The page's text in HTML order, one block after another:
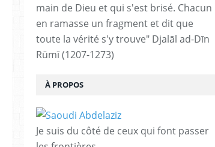
main de Dieu et qui s'est brisé. Chacun
en ramasse un fragment et dit que
toute la vérité s'y trouve" Djalāl ad-Dīn
Rūmī (1207-1273)
À PROPOS
Je suis du côté de ceux qui font passer